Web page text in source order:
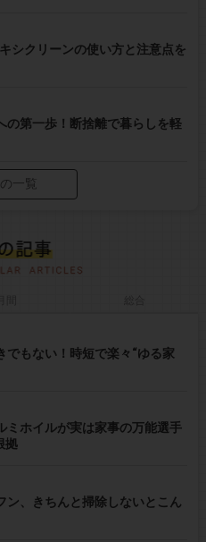
シクリーンの使い方と注意点を
の第一歩！断捨離で暮らしを軽
一覧
でもない！時短で楽々“ゆる家
ミホイルが実は家事の万能選手
拠
ン、きちんと掃除しないとこん